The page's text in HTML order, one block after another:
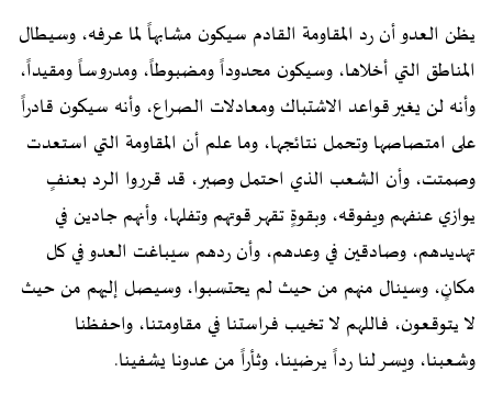
يظن العدو أن رد المقاومة القادم سيكون مشابهاً لما عرفه، وسيطال
المناطق التي أخلاها، وسيكون محدوداً ومضبوطاً، ومدروساً ومقيداً،
وأنه لن يغير قواعد الاشتباك ومعادلات الصراع، وأنه سيكون قادراً
على امتصاصها وتحمل نتائجها، وما علم أن المقاومة التي استعدت
وصمتت، وأن الشعب الذي احتمل وصبر، قد قرروا الرد بعنفٍ
يوازي عنفهم ويفوقه، وبقوةٍ تقهر قوتهم وتفلها، وأنهم جادين في
تهديدهم، وصادقين في وعدهم، وأن ردهم سيباغت العدو في كل
مكانٍ، وسينال منهم من حيث لم يحتسبوا، وسيصل إليهم من حيث
لا يتوقعون، فاللهم لا تخيب فراستنا في مقاومتنا، واحفظنا
وشعبنا، ويسر لنا رداً يرضينا، وثأراً من عدونا يشفينا.